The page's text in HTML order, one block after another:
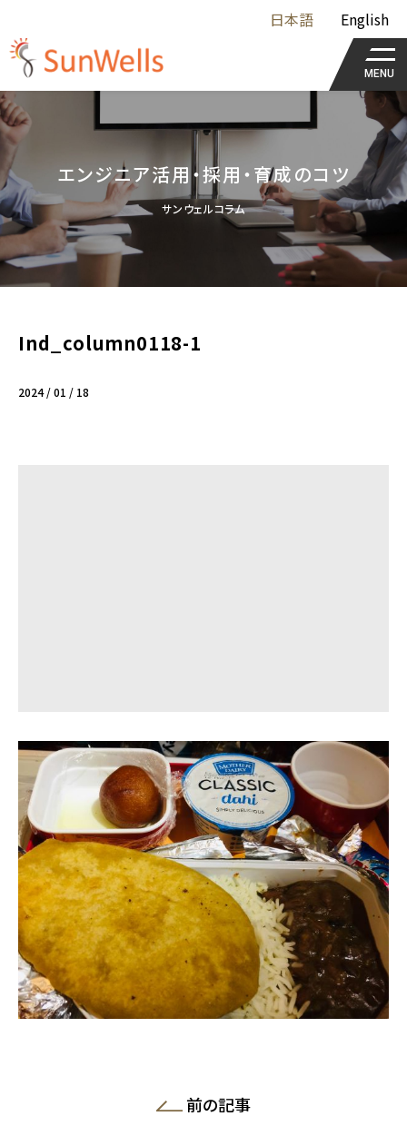
日本語 English
MENU
エンジニア活用・採用・育成のコツ
サンウェルコラム
Ind_column0118-1
2024 / 01 / 18
前の記事